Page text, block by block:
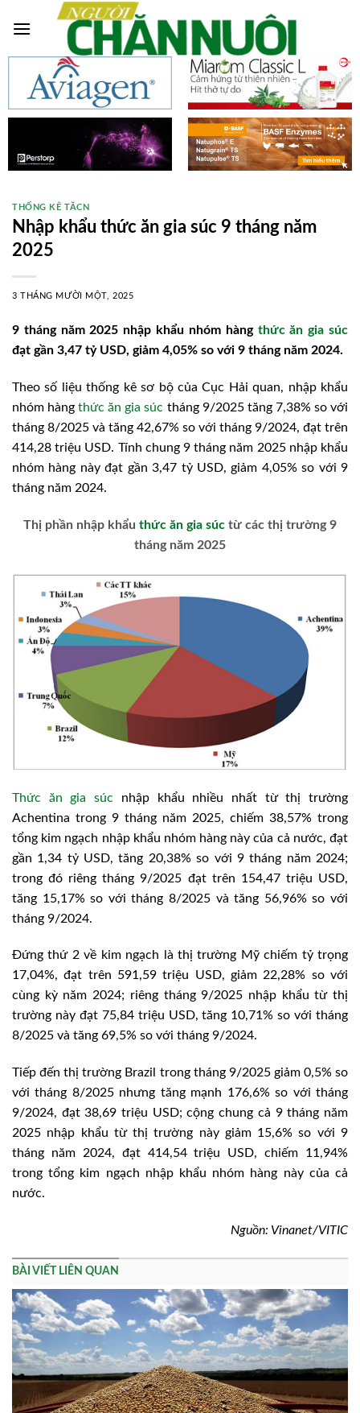
THỐNG KÊ TĂCN
Nhập khẩu thức ăn gia súc 9 tháng năm
2025
3 THÁNG MƯỜI MỘT, 2025
9 tháng năm 2025 nhập khẩu nhóm hàng thức ăn gia súc
đạt gần 3,47 tỷ USD, giảm 4,05% so với 9 tháng năm 2024.
Theo số liệu thống kê sơ bộ của Cục Hải quan, nhập khẩu
nhóm hàngthức ăn gia súc tháng 9/2025 tăng 7,38% so với
tháng 8/2025 và tăng 42,67% so với tháng 9/2024, đạt trên
414,28 triệu USD. Tính chung 9 tháng năm 2025 nhập khẩu
nhóm hàng này đạt gần 3,47 tỷ USD, giảm 4,05% so với 9
tháng năm 2024.
Thị phần nhập khẩu thức ăn gia súc từ các thị trường 9
tháng năm 2025
Thức ăn gia súc nhập khẩu nhiều nhất từ thị trường
Achentina trong 9 tháng năm 2025, chiếm 38,57% trong
tổng kim ngạch nhập khẩu nhóm hàng này của cả nước, đạt
gần 1,34 tỷ USD, tăng 20,38% so với 9 tháng năm 2024;
trong đó riêng tháng 9/2025 đạt trên 154,47 triệu USD,
tăng 15,17% so với tháng 8/2025 và tăng 56,96% so với
tháng 9/2024.
Đứng thứ 2 về kim ngạch là thị trường Mỹ chiếm tỷ trọng
17,04%, đạt trên 591,59 triệu USD, giảm 22,28% so với
cùng kỳ năm 2024; riêng tháng 9/2025 nhập khẩu từ thị
trường này đạt 75,84 triệu USD, tăng 10,71% so với tháng
8/2025 và tăng 69,5% so với tháng 9/2024.
Tiếp đến thị trường Brazil trong tháng 9/2025 giảm 0,5% so
với tháng 8/2025 nhưng tăng mạnh 176,6% so với tháng
9/2024, đạt 38,69 triệu USD; cộng chung cả 9 tháng năm
2025 nhập khẩu từ thị trường này giảm 15,6% so với 9
tháng năm 2024, đạt 414,54 triệu USD, chiếm 11,94%
trong tổng kim ngạch nhập khẩu nhóm hàng này của cả
nước.
Nguồn: Vinanet/VITIC
BÀI VIẾT LIÊN QUAN